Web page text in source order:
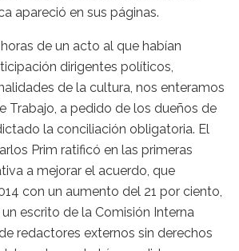
apareció en sus páginas.
de un acto al que habían
dirigentes políticos,
de la cultura, nos enteramos
Trabajo, a pedido de los dueños de
la conciliación obligatoria. El
Prim ratificó en las primeras
a mejorar el acuerdo, que
con un aumento del 21 por ciento,
escrito de la Comisión Interna
redactores externos sin derechos